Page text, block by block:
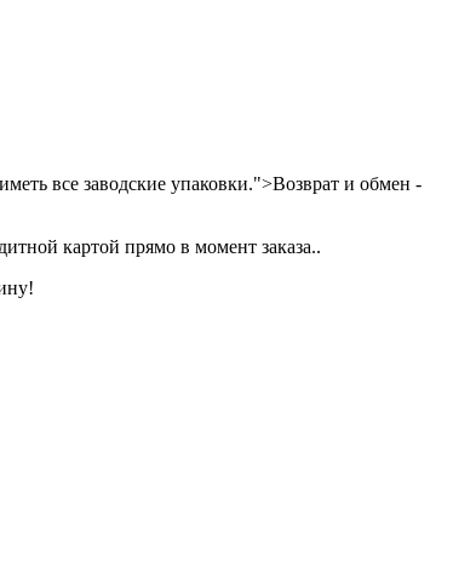
все заводские упаковки.">Возврат и обмен -
картой прямо в момент заказа..